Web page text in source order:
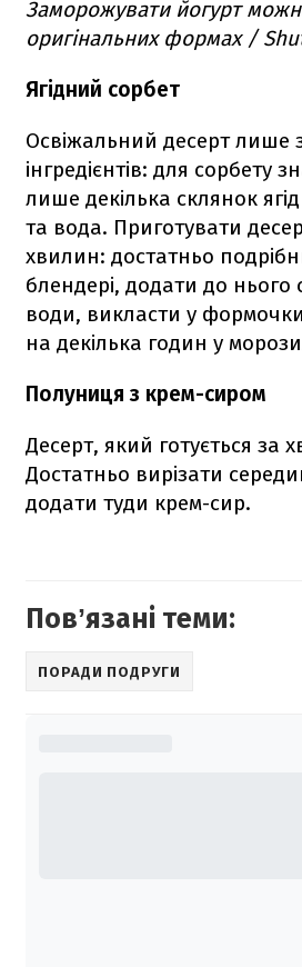
Заморожувати йогурт
оригінальних формах /
Ягідний сорбет
Освіжальний десерт лише
інгредієнтів: для сорбету
лише декілька склянок
та вода. Приготувати
хвилин: достатньо
блендері, додати до нього
води, викласти у
на декілька годин у
Полуниця з крем-сиром
Десерт, який готується за
Достатньо вирізати
додати туди крем-сир.
Повʼязані теми:
ПОРАДИ ПОДРУГИ